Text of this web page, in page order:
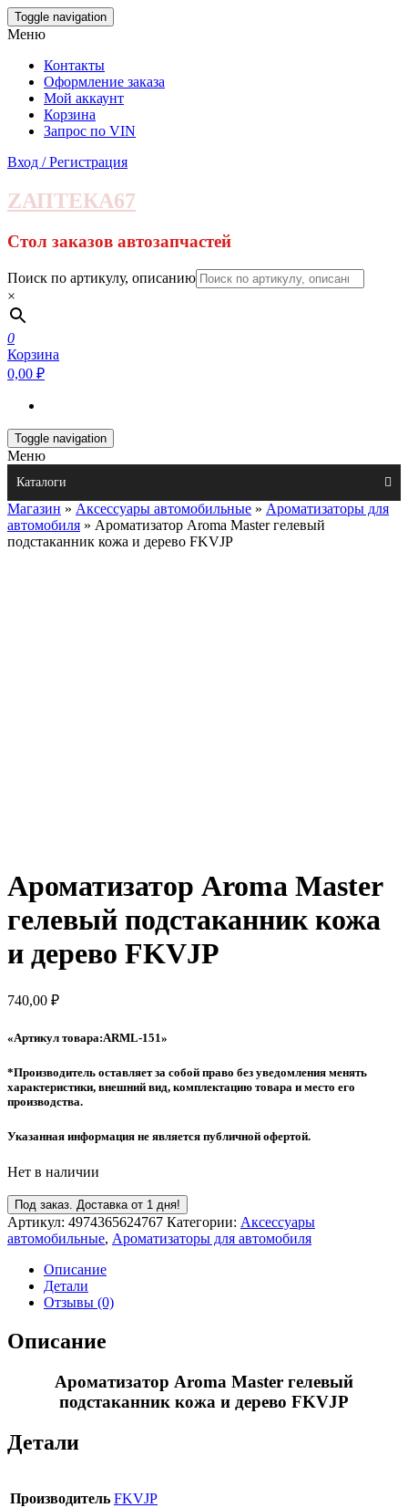
Skip
to
content
Toggle navigation
Меню
Контакты
Оформление заказа
Мой аккаунт
Корзина
Запрос по VIN
Вход / Регистрация
ZАПТЕКА67
Стол заказов автозапчастей
Поиск по артикулу, описанию
×
0
Корзина
0,00 ₽
Toggle navigation
Меню
Каталоги
Магазин » Аксессуары автомобильные » Ароматизаторы для
автомобиля » Ароматизатор Aroma Master гелевый
подстаканник кожа и дерево FKVJP
Ароматизатор Aroma Master
гелевый подстаканник кожа
и дерево FKVJP
740,00 ₽
«Артикул товара:ARML-151»
*Производитель оставляет за собой право без уведомления менять
характеристики, внешний вид, комплектацию товара и место его
производства.
Указанная информация не является публичной офертой.
Нет в наличии
Под заказ. Доставка от 1 дня!
Артикул: 4974365624767 Категории: Аксессуары
автомобильные, Ароматизаторы для автомобиля
Описание
Детали
Отзывы (0)
Описание
Ароматизатор Aroma Master гелевый
подстаканник кожа и дерево FKVJP
Детали
Производитель FKVJP